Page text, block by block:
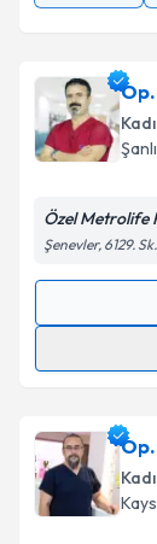
Özel Metrolife
Şenevler, 6129.
takvim
E-posta